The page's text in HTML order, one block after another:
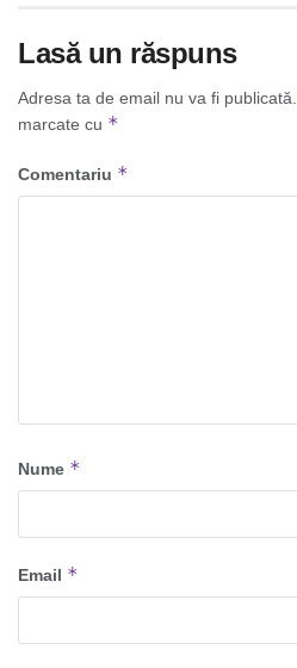
Lasă un răspuns
Adresa ta de email nu va fi publicată.
marcate cu *
Comentariu *
Nume *
Email *